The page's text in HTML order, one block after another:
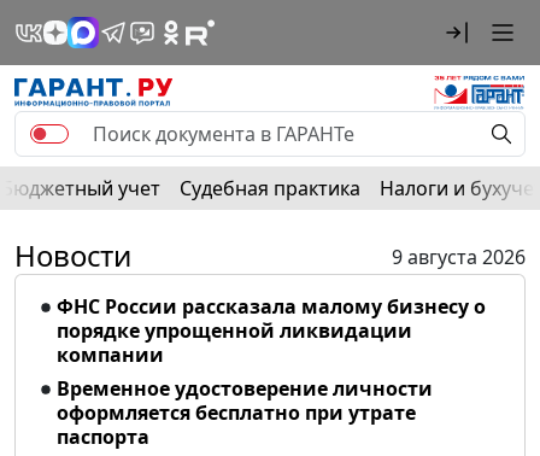
Бюджетный учет Судебная практика Налоги и
Новости
9 августа 2026
ФНС России рассказала малому бизнесу о
порядке упрощенной ликвидации
компании
Временное удостоверение личности
оформляется бесплатно при утрате
паспорта